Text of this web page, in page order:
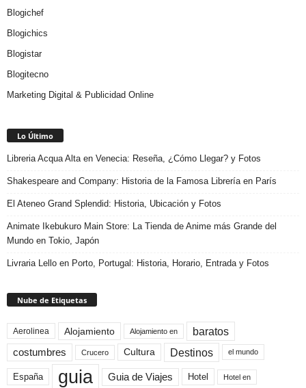
Blogichef
Blogichics
Blogistar
Blogitecno
Marketing Digital & Publicidad Online
Lo Último
Libreria Acqua Alta en Venecia: Reseña, ¿Cómo Llegar? y Fotos
Shakespeare and Company: Historia de la Famosa Librería en París
El Ateneo Grand Splendid: Historia, Ubicación y Fotos
Animate Ikebukuro Main Store: La Tienda de Anime más Grande del
Mundo en Tokio, Japón
Livraria Lello en Porto, Portugal: Historia, Horario, Entrada y Fotos
Nube de Etiquetas
Aerolinea Alojamiento Alojamiento en baratos
costumbres Crucero Cultura Destinos el mundo
España guia Guia de Viajes Hotel Hotel en